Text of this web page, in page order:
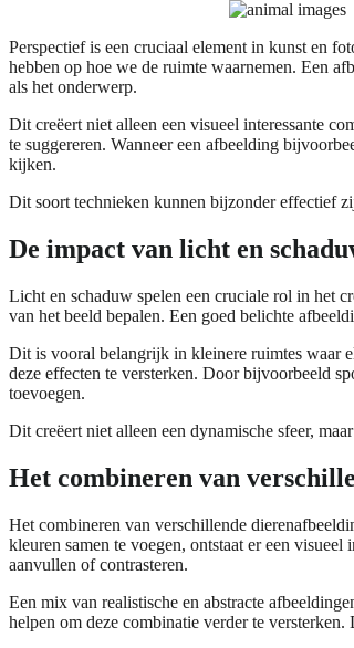
Perspectief is een cruciaal element in kunst en
hebben op hoe we de ruimte waarnemen. Een
als het onderwerp.
Dit creëert niet alleen een visueel interessante
te suggereren. Wanneer een afbeelding
kijken.
Dit soort technieken kunnen bijzonder effectief
De impact van licht en
Licht en schaduw spelen een cruciale rol in het
van het beeld bepalen. Een goed belichte
Dit is vooral belangrijk in kleinere ruimtes waar
deze effecten te versterken. Door bijvoorbeeld
toevoegen.
Dit creëert niet alleen een dynamische sfeer,
Het combineren van
Het combineren van verschillende
kleuren samen te voegen, ontstaat er een
aanvullen of contrasteren.
Een mix van realistische en abstracte
helpen om deze combinatie verder te